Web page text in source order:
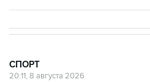
СПОРТ
20:11, 8 августа 2026